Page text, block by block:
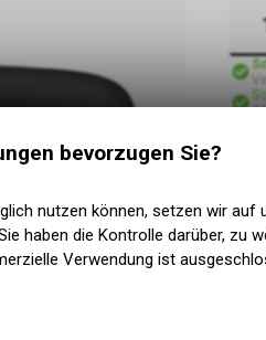
bevorzugen Sie?
nutzen können, setzen wir auf
haben die Kontrolle darüber, zu
Verwendung ist